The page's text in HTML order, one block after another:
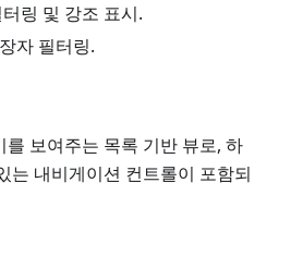
링 및 강조 표시.
자 필터링.
보여주는 목록 기반 뷰로, 하
는 내비게이션 컨트롤이 포함되